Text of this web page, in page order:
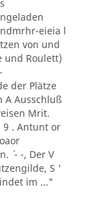
eieia l
von und
und Roulett)
der Plätze
A Ausschluß
Mrit.
9 . Antunt or
´ - -, Der V
S '
im ..."